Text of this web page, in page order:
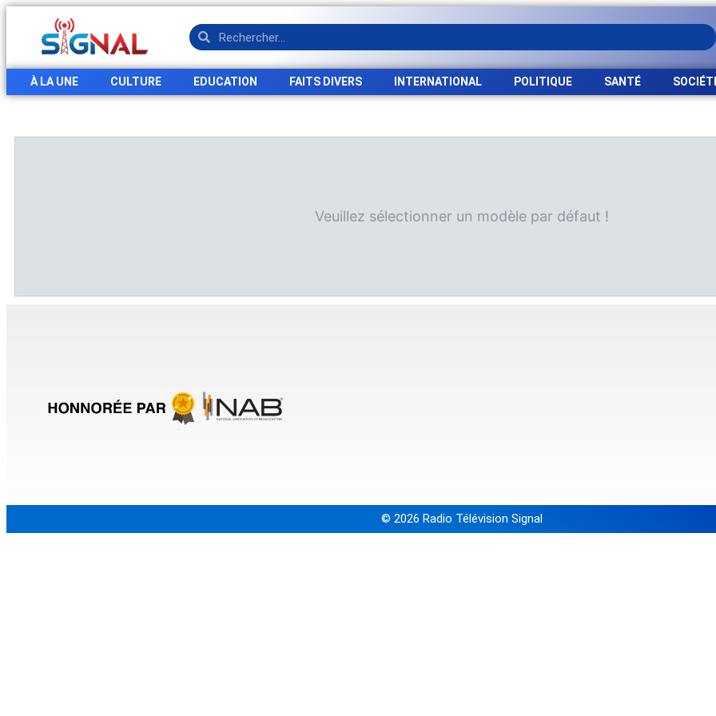
À LA UNE CULTURE EDUCATION FAITS DIVERS INTERNATIONAL POLITIQUE SANTÉ
Veuillez sélectionner un modèle par défaut !
© 2026 Radio Télévision Signal